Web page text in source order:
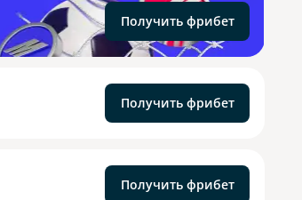
Получить фрибет
Получить фрибет
Получить фрибет